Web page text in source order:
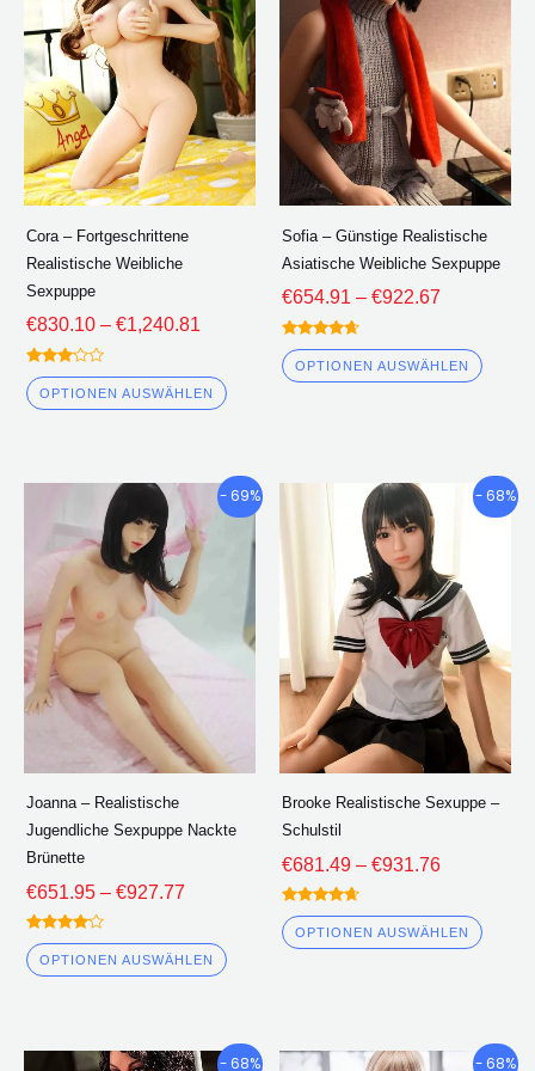
Cora – Fortgeschrittene
Realistische Weibliche
Sexpuppe
€830.10 – €1,240.81
Bewertet
3.00
von 5
OPTIONEN AUSWÄHLEN
mehrere
Varianten.
Die
Optionen
können
auf
Produktseite
ausgewählt
werden
Sofia – Günstige Realistische
Asiatische Weibliche Sexpuppe
€654.91 – €922.67
Bewertet
4.50
von 5
OPTIONEN AUSWÄHLEN
Die
auf
- 69%
Joanna – Realistische
Jugendliche Sexpuppe Nackte
Brünette
€651.95 – €927.77
Preisklasse:
€651.95
durch
€927.77
Bewertet
4.00
von 5
OPTIONEN AUSWÄHLEN
Dieses
Varianten.
Optionen
auf
Produktseite
ausgewählt
werden
- 68%
Brooke Realistische Sexuppe –
Schulstil
€681.49 – €931.76
€681.49
€931.76
Bewertet
4.50
von 5
OPTIONEN AUSWÄHLEN
Die
auf
- 68%
Preisklasse:
Dieses
- 68%